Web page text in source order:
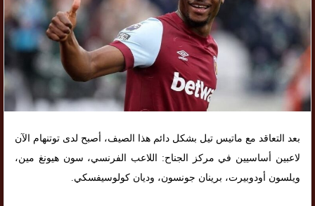
بعد التعاقد مع ماتيس تيل بشكل دائم هذا الصيف، أصبح لدى توتنهام الآن
لاعبين أساسيين في مركز الجناح: اللاعب الفرنسي، سون هيونغ مين،
ويلسون أودوبيرت، برينان جونسون، وديان كولوسيفسكي.